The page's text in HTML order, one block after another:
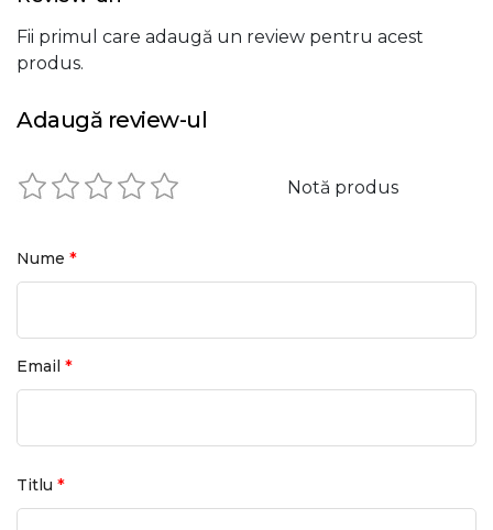
Fii primul care adaugă un review pentru acest
produs.
Adaugă review-ul
Notă produs
Nume *
Email *
Titlu *